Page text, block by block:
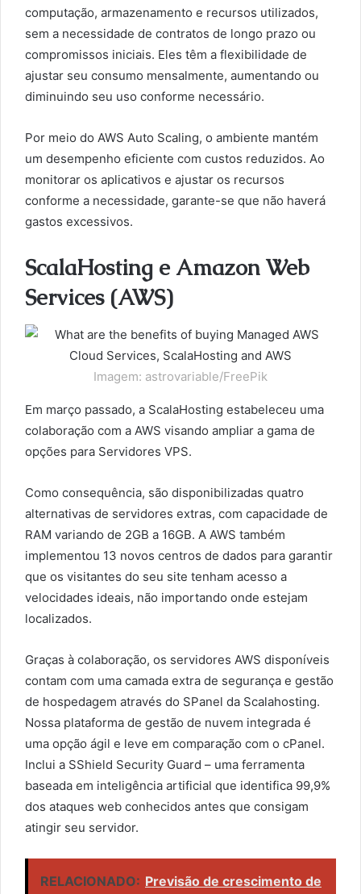
computação, armazenamento e recursos utilizados,
sem a necessidade de contratos de longo prazo ou
compromissos iniciais. Eles têm a flexibilidade de
ajustar seu consumo mensalmente, aumentando ou
diminuindo seu uso conforme necessário.
Por meio do AWS Auto Scaling, o ambiente mantém
um desempenho eficiente com custos reduzidos. Ao
monitorar os aplicativos e ajustar os recursos
conforme a necessidade, garante-se que não haverá
gastos excessivos.
ScalaHosting e Amazon Web
Services (AWS)
Imagem: astrovariable/FreePik
Em março passado, a ScalaHosting estabeleceu uma
colaboração com a AWS visando ampliar a gama de
opções para Servidores VPS.
Como consequência, são disponibilizadas quatro
alternativas de servidores extras, com capacidade de
RAM variando de 2GB a 16GB. A AWS também
implementou 13 novos centros de dados para garantir
que os visitantes do seu site tenham acesso a
velocidades ideais, não importando onde estejam
localizados.
Graças à colaboração, os servidores AWS disponíveis
contam com uma camada extra de segurança e gestão
de hospedagem através do SPanel da Scalahosting.
Nossa plataforma de gestão de nuvem integrada é
uma opção ágil e leve em comparação com o cPanel.
Inclui a SShield Security Guard – uma ferramenta
baseada em inteligência artificial que identifica 99,9%
dos ataques web conhecidos antes que consigam
atingir seu servidor.
RELACIONADO: Previsão de crescimento de